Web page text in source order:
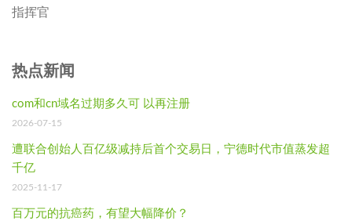
指挥官
热点新闻
com和cn域名过期多久可 以再注册
2026-07-15
遭联合创始人百亿级减持后首个交易日，宁德时代市值蒸发超
千亿
2025-11-17
百万元的抗癌药，有望大幅降价？